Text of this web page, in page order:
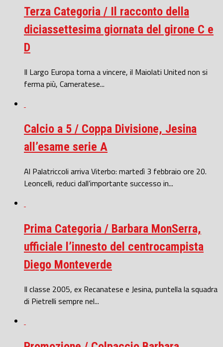
Terza Categoria / Il racconto della
diciassettesima giornata del girone C e
D
Il Largo Europa torna a vincere, il Maiolati United non si
ferma più, Cameratese...
Calcio a 5 / Coppa Divisione, Jesina
all’esame serie A
Al Palatriccoli arriva Viterbo: martedì 3 febbraio ore 20.
Leoncelli, reduci dall’importante successo in...
Prima Categoria / Barbara MonSerra,
ufficiale l’innesto del centrocampista
Diego Monteverde
Il classe 2005, ex Recanatese e Jesina, puntella la squadra
di Pietrelli sempre nel...